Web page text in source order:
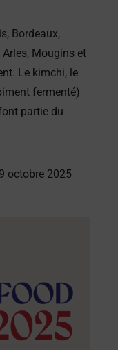
Bordeaux,
Mougins et
Le kimchi, le
fermenté)
partie du
octobre 2025